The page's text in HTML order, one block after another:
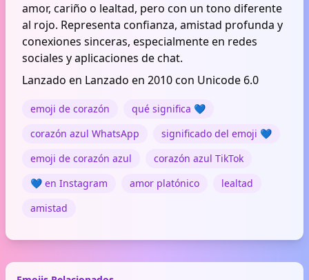
amor, cariño o lealtad, pero con un tono diferente
al rojo. Representa confianza, amistad profunda y
conexiones sinceras, especialmente en redes
sociales y aplicaciones de chat.
Lanzado en Lanzado en 2010 con Unicode 6.0
emoji de corazón
qué significa 💙
corazón azul WhatsApp
significado del emoji 💙
emoji de corazón azul
corazón azul TikTok
💙 en Instagram
amor platónico
lealtad
amistad